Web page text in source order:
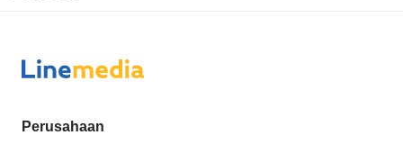
Perusahaan